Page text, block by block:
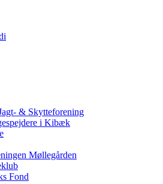
& Skytteforening
i Kibæk
Møllegården
Fond